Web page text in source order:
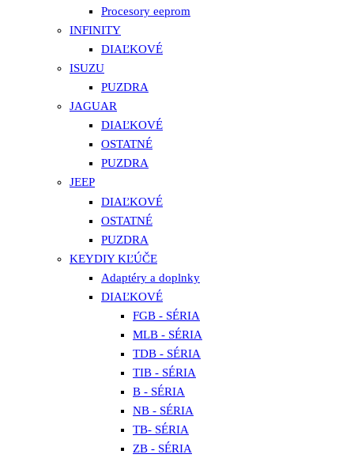
Procesory eeprom
INFINITY
DIAĽKOVÉ
ISUZU
PUZDRA
JAGUAR
DIAĽKOVÉ
OSTATNÉ
PUZDRA
JEEP
DIAĽKOVÉ
OSTATNÉ
PUZDRA
KEYDIY KĽÚČE
Adaptéry a doplnky
DIAĽKOVÉ
FGB - SÉRIA
MLB - SÉRIA
TDB - SÉRIA
TIB - SÉRIA
B - SÉRIA
NB - SÉRIA
TB- SÉRIA
ZB - SÉRIA